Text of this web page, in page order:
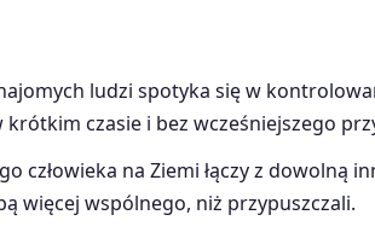
ludzi spotyka się w
czasie i bez wcześniejszego
na Ziemi łączy z dowolną
więcej wspólnego, niż przypuszczali.